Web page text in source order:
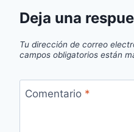
Deja una
Tu dirección de correo
campos obligatorios están
Comentario *